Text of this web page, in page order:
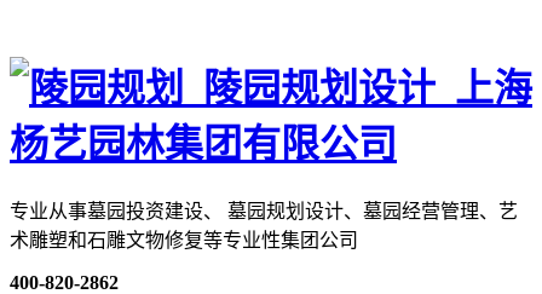
专业从事墓园投资建设、 墓园规划设计、墓园经营管理、艺
术雕塑和石雕文物修复等专业性集团公司
400-820-2862